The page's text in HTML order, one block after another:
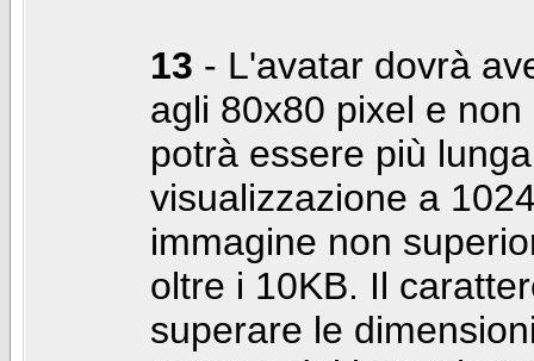
13 - L'avatar dovrà
agli 80x80 pixel e
potrà essere più
visualizzazione a
immagine non
oltre i 10KB. Il
superare le